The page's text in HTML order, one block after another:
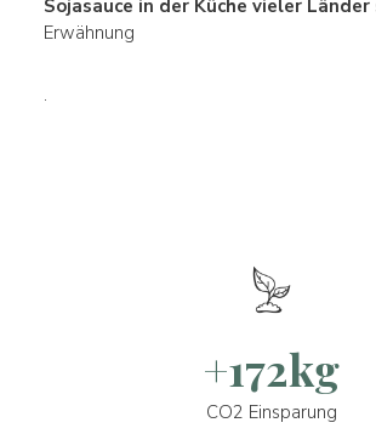
Sojasauce in der Küche vieler
Erwähnung
.
+172kg
CO2 Einsparung